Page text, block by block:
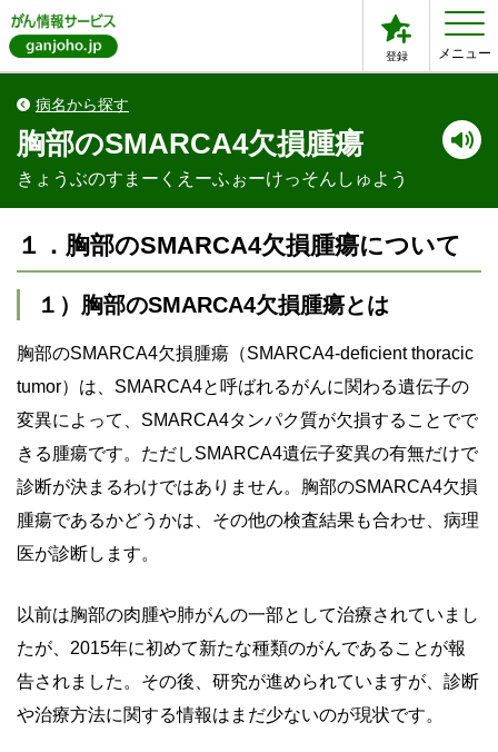
登録 メニュー
病名から探す
胸部のSMARCA4欠損腫瘍
きょうぶのすまーくえーふぉーけっそんしゅよう
１．胸部のSMARCA4欠損腫瘍について
１）胸部のSMARCA4欠損腫瘍とは
胸部のSMARCA4欠損腫瘍（SMARCA4-deficient thoracic
tumor）は、SMARCA4と呼ばれるがんに関わる遺伝子の
変異によって、SMARCA4タンパク質が欠損することでで
きる腫瘍です。ただしSMARCA4遺伝子変異の有無だけで
診断が決まるわけではありません。胸部のSMARCA4欠損
腫瘍であるかどうかは、その他の検査結果も合わせ、病理
医が診断します。
以前は胸部の肉腫や肺がんの一部として治療されていまし
たが、2015年に初めて新たな種類のがんであることが報
告されました。その後、研究が進められていますが、診断
や治療方法に関する情報はまだ少ないのが現状です。